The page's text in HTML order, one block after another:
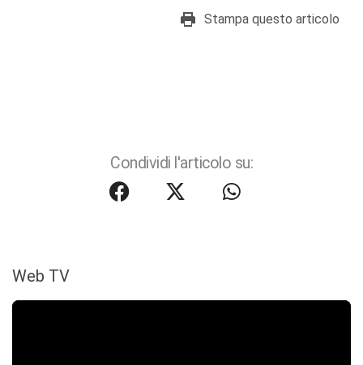
Stampa questo articolo
Condividi l'articolo su:
Web TV